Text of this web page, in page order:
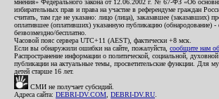
мнения» Федерального закона от 12.06.2002 г. № 67-ФЗ «Об
избирательных прав и права на участие в референдуме граждан
считать, там где не указано: лицо (лица), заказавшее (заказавших)
оплатившее (оплативших) указанную публикацию (обнародование) -
безвозмездно/бесплатно.
Часовой пояс сервера UTC+11 (AEST), фактически +8 мск.
Если вы обнаружили ошибки на сайте, пожалуйста, сообщите нам
Распространение информации о политической, социальной,
публикации на актуальные темы, просветительские функции. Для
детей старше 16 лет.
СМИ не получает субсидий.
Адреса сайта: DEBRI-DV.COM DEBRI-DV.RU